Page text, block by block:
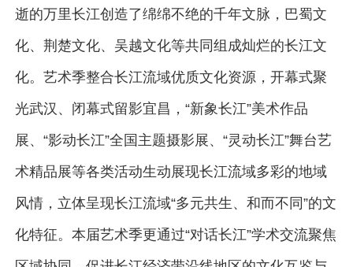
逝的万里长江创造了绵绵不绝的千年文脉，巴蜀文
化、荆楚文化、吴越文化等共同组成灿烂的长江文
化。艺术季整合长江流域优质文化资源，开幕式聚
光武汉、闭幕式留影宜昌，“新象长江”美术作品
展、“影动长江”全国主题摄影展、“灵动长江”舞台艺
术精品展等各类活动生动展现长江流域多彩的地域
风情，立体呈现长江流域“多元共生、和而不同”的文
化特征。本届艺术季更通过“对话长江”学术交流聚焦